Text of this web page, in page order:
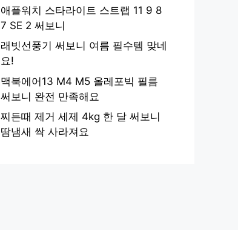
애플워치 스타라이트 스트랩 11 9 8
7 SE 2 써보니
래빗선풍기 써보니 여름 필수템 맞네
요!
맥북에어13 M4 M5 올레포빅 필름
써보니 완전 만족해요
찌든때 제거 세제 4kg 한 달 써보니
땀냄새 싹 사라져요